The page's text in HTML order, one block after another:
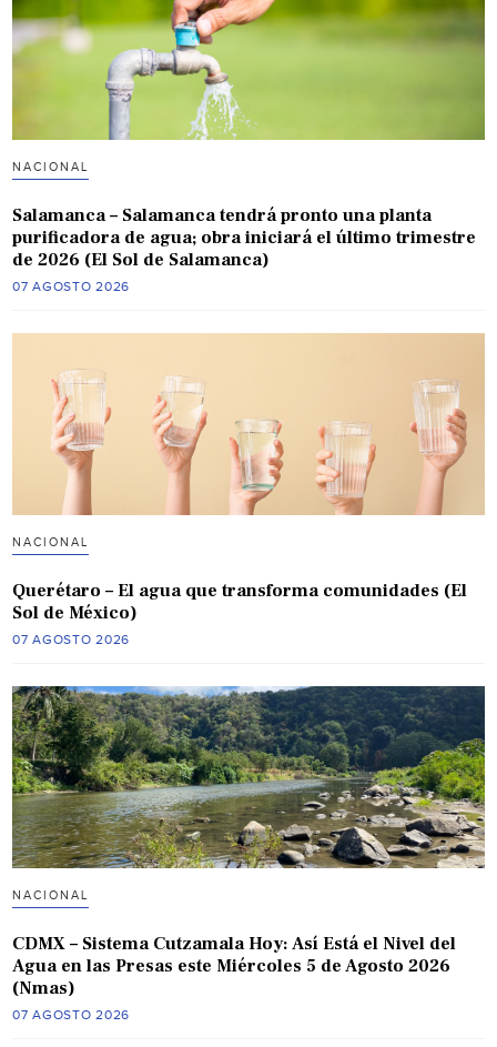
NACIONAL
Salamanca – Salamanca tendrá pronto una planta
purificadora de agua; obra iniciará el último trimestre
de 2026 (El Sol de Salamanca)
07 AGOSTO 2026
NACIONAL
Querétaro – El agua que transforma comunidades (El
Sol de México)
07 AGOSTO 2026
NACIONAL
CDMX – Sistema Cutzamala Hoy: Así Está el Nivel del
Agua en las Presas este Miércoles 5 de Agosto 2026
(Nmas)
07 AGOSTO 2026